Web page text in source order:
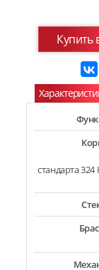
Купить
стандарта